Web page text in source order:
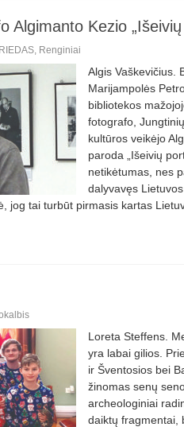
Algimanto Kezio
, Renginiai
Algis Vaškevičius.
Marijampolės
bibliotekos
fotografo,
kultūros veikėjo
paroda „Išeivių
netikėtumas, nes
dalyvavęs
jog tai turbūt pirmasis kartas
Loreta Steffens.
yra labai gilios.
ir Šventosios bei
žinomas senų
archeologiniai
daiktų fragmentai,